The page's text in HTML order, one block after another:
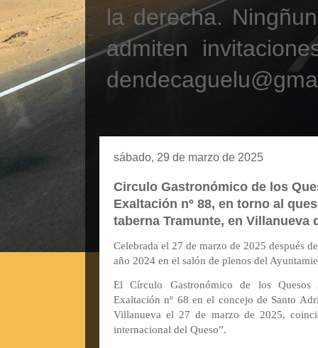
la derecha.
admiten
sábado, 29 de marzo de 2025
Circulo Gastronómico de los
Exaltación nº 88, en torno al
taberna Tramunte, en Villanueva
Celebrada el 27 de marzo de 2025 después
año 2024 en el salón de plenos del
El Círculo Gastronómico de los Quesos
Exaltación nº 68 en el concejo de Santo
Villanueva el 27 de marzo de 2025,
internacional del Queso”.